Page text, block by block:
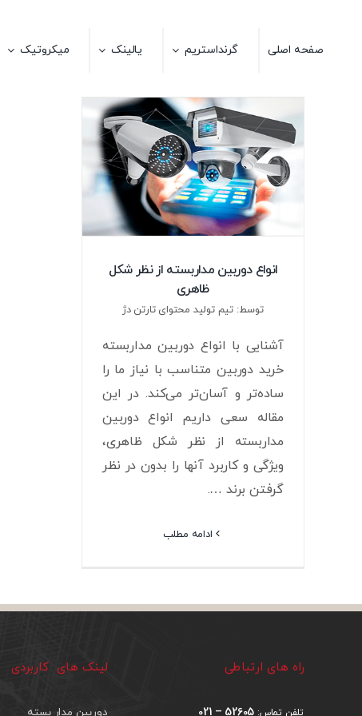
صفحه اصلی گرنداستریم یالینک میکروتیک
انواع دوربین مداربسته از نظر شکل
ظاهری
توسط: تیم تولید محتوای تارتن دژ
آشنایی با انواع دوربین مداربسته
خرید دوربین متناسب با نیاز ما را
ساده‌تر و آسان‌تر می‌کند. در این
مقاله سعی داریم انواع دوربین
مداربسته از نظر شکل ظاهری،
ویژگی و کاربرد آنها را بدون در نظر
گرفتن برند ….
ادامه مطلب
راه های ارتباطی
تلفن تماس: 52605 – 021
لینک های کاربردی
دوربین مدار بسته